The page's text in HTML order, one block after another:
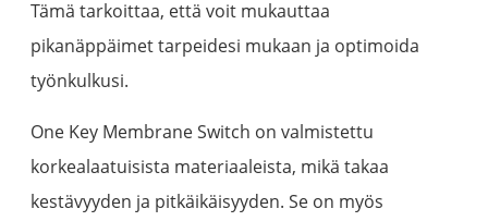
Tämä tarkoittaa, että voit mukauttaa
pikanäppäimet tarpeidesi mukaan ja optimoida
työnkulkusi.
One Key Membrane Switch on valmistettu
korkealaatuisista materiaaleista, mikä takaa
kestävyyden ja pitkäikäisyyden. Se on myös